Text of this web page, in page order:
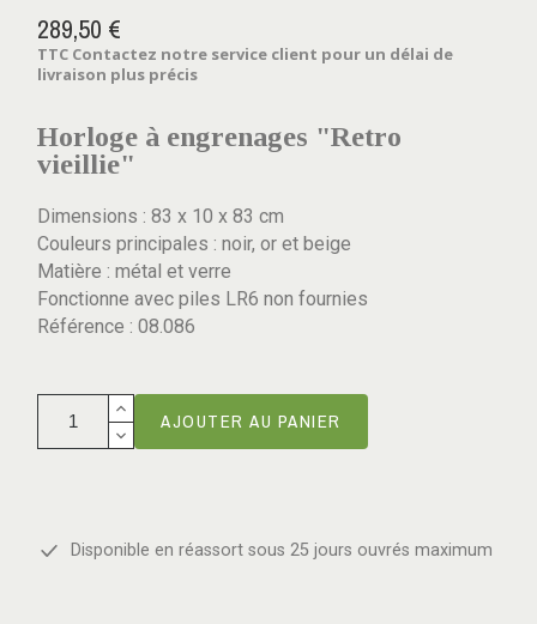
289,50 €
TTC Contactez notre service client pour un délai de
livraison plus précis
Horloge à engrenages "Retro
vieillie"
Dimensions : 83 x 10 x 83 cm
Couleurs principales : noir, or et beige
Matière : métal et verre
Fonctionne avec piles LR6 non fournies
Référence : 08.086
AJOUTER AU PANIER
Disponible en réassort sous 25 jours ouvrés maximum